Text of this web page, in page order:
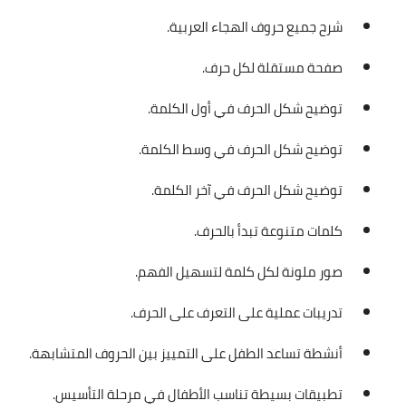
شرح جميع حروف الهجاء العربية.
صفحة مستقلة لكل حرف.
توضيح شكل الحرف في أول الكلمة.
توضيح شكل الحرف في وسط الكلمة.
توضيح شكل الحرف في آخر الكلمة.
كلمات متنوعة تبدأ بالحرف.
صور ملونة لكل كلمة لتسهيل الفهم.
تدريبات عملية على التعرف على الحرف.
أنشطة تساعد الطفل على التمييز بين الحروف المتشابهة.
تطبيقات بسيطة تناسب الأطفال في مرحلة التأسيس.